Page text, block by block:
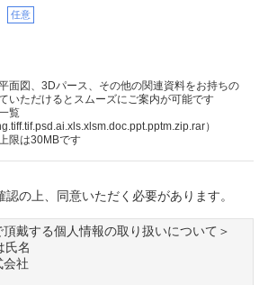
任意
面図、3Dパース、その他の関連資料をお持ちの
いただけるとスムーズにご案内が可能です
覧
）
限は30MBです
認の上、同意いただく必要があります。
頂戴する個人情報の取り扱いについて＞
氏名
会社